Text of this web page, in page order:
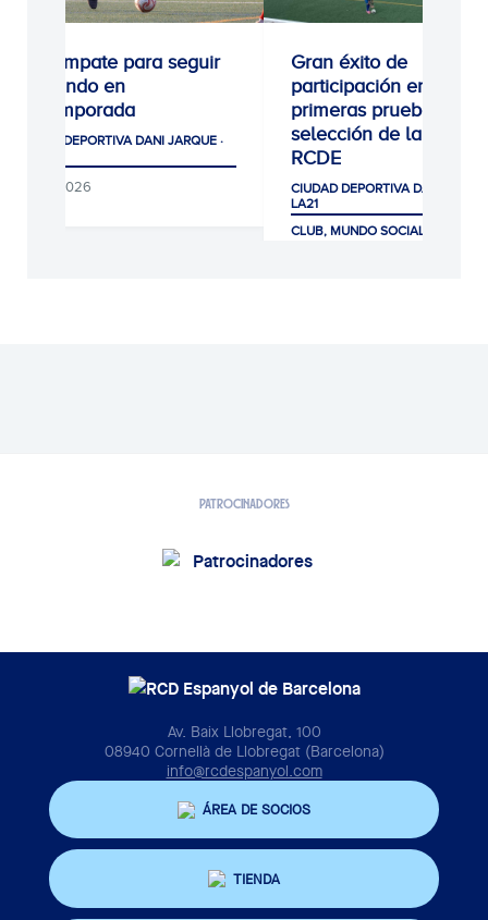
0-0: Empate para seguir
creciendo en
pretemporada
CIUDAD DEPORTIVA DANI JARQUE ·
08/08/2026
Gran éxito de
participación en las
primeras pruebas de
selección de la Escola
RCDE
CIUDAD DEPORTIVA DANI
LA21
CLUB, MUNDO SOCIAL Y
PATROCINADORES
Av. Baix Llobregat, 100
08940 Cornellà de Llobregat (Barcelona)
info@rcdespanyol.com
ÁREA DE SOCIOS
TIENDA